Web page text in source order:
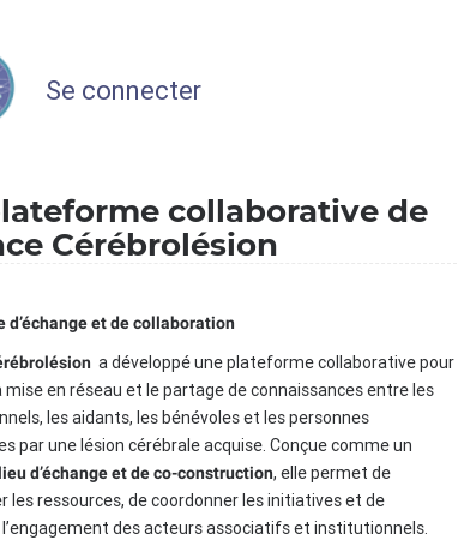
Se connecter
collaborative de
Cérébrolésion
d’échange et de collaboration
a développé une plateforme collaborative pour
mise en réseau et le partage de connaissances entre les
les aidants, les bénévoles et les personnes
par une lésion cérébrale acquise. Conçue comme un
lieu d’échange et de co-construction, elle permet de
les ressources, de coordonner les initiatives et de
des acteurs associatifs et institutionnels.